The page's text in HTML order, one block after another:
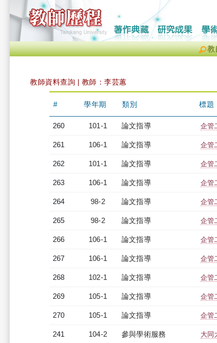
教
教師資料查詢 | 教師：李芸蕙
# 學年期 類別 標題
260 101-1 論文指導 企管
261 106-1 論文指導 企管
262 101-1 論文指導 企管
263 106-1 論文指導 企管
264 98-2 論文指導 企管
265 98-2 論文指導 企管
266 106-1 論文指導 企管
267 106-1 論文指導 企管
268 102-1 論文指導 企管
269 105-1 論文指導 企管
270 105-1 論文指導 企管
241 104-2 參與學術服務 大同